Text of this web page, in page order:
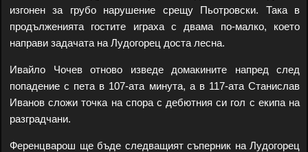
изгонен за грубо нарушение срещу Пьотровски. Така в
продълженията гостите играха с двама по-малко, което
направи задачата на Лудогорец доста лесна.
Ивайло Чочев отново изведе домакините напред след
попадение с пета в 107-ата минута, а в 117-ата Станислав
Иванов сложи точка на спора с дебютния си гол с екипа на
разградчани.
Ференцварош ще бъде следващият съперник на Лудогорец